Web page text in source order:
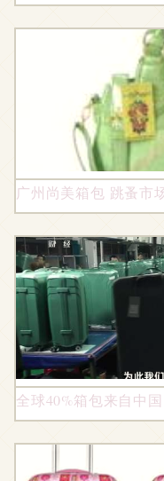
广州尚美箱包 跳蚤市
全球40%箱包来自中